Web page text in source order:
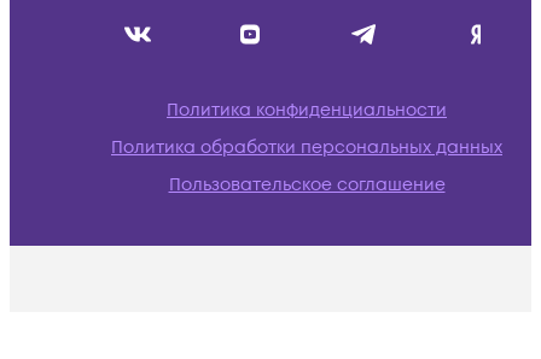
Политика конфиденциальности
Политика обработки персональных данных
Пользовательское соглашение